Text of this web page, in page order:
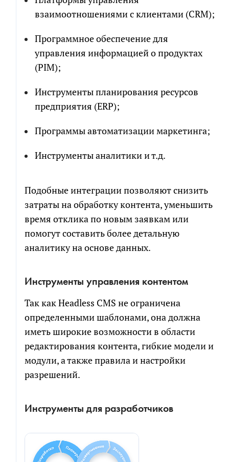
взаимоотношениями с клиентами (CRM);
Программное обеспечение для
управления информацией о продуктах
(PIM);
Инструменты планирования ресурсов
предприятия (ERP);
Программы автоматизации маркетинга;
Инструменты аналитики и т.д.
Подобные интеграции позволяют снизить
затраты на обработку контента, уменьшить
время отклика по новым заявкам или
помогут составить более детальную
аналитику на основе данных.
Инструменты управления контентом
Так как Headless CMS не ограничена
определенными шаблонами, она должна
иметь широкие возможности в области
редактирования контента, гибкие модели и
модули, а также правила и настройки
разрешений.
Инструменты для разработчиков